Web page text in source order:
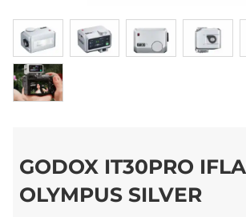
GODOX IT30PRO
OLYMPUS SILVER